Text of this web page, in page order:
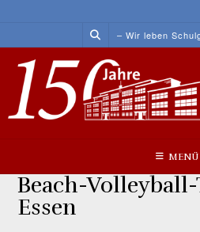
content
– Wir leben
MENÜ
Beach-
Essen